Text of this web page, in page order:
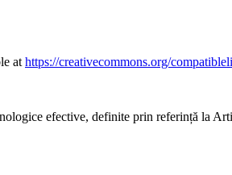
at https://creativecommons.org/
efective, definite prin referință la